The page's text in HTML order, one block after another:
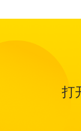
打